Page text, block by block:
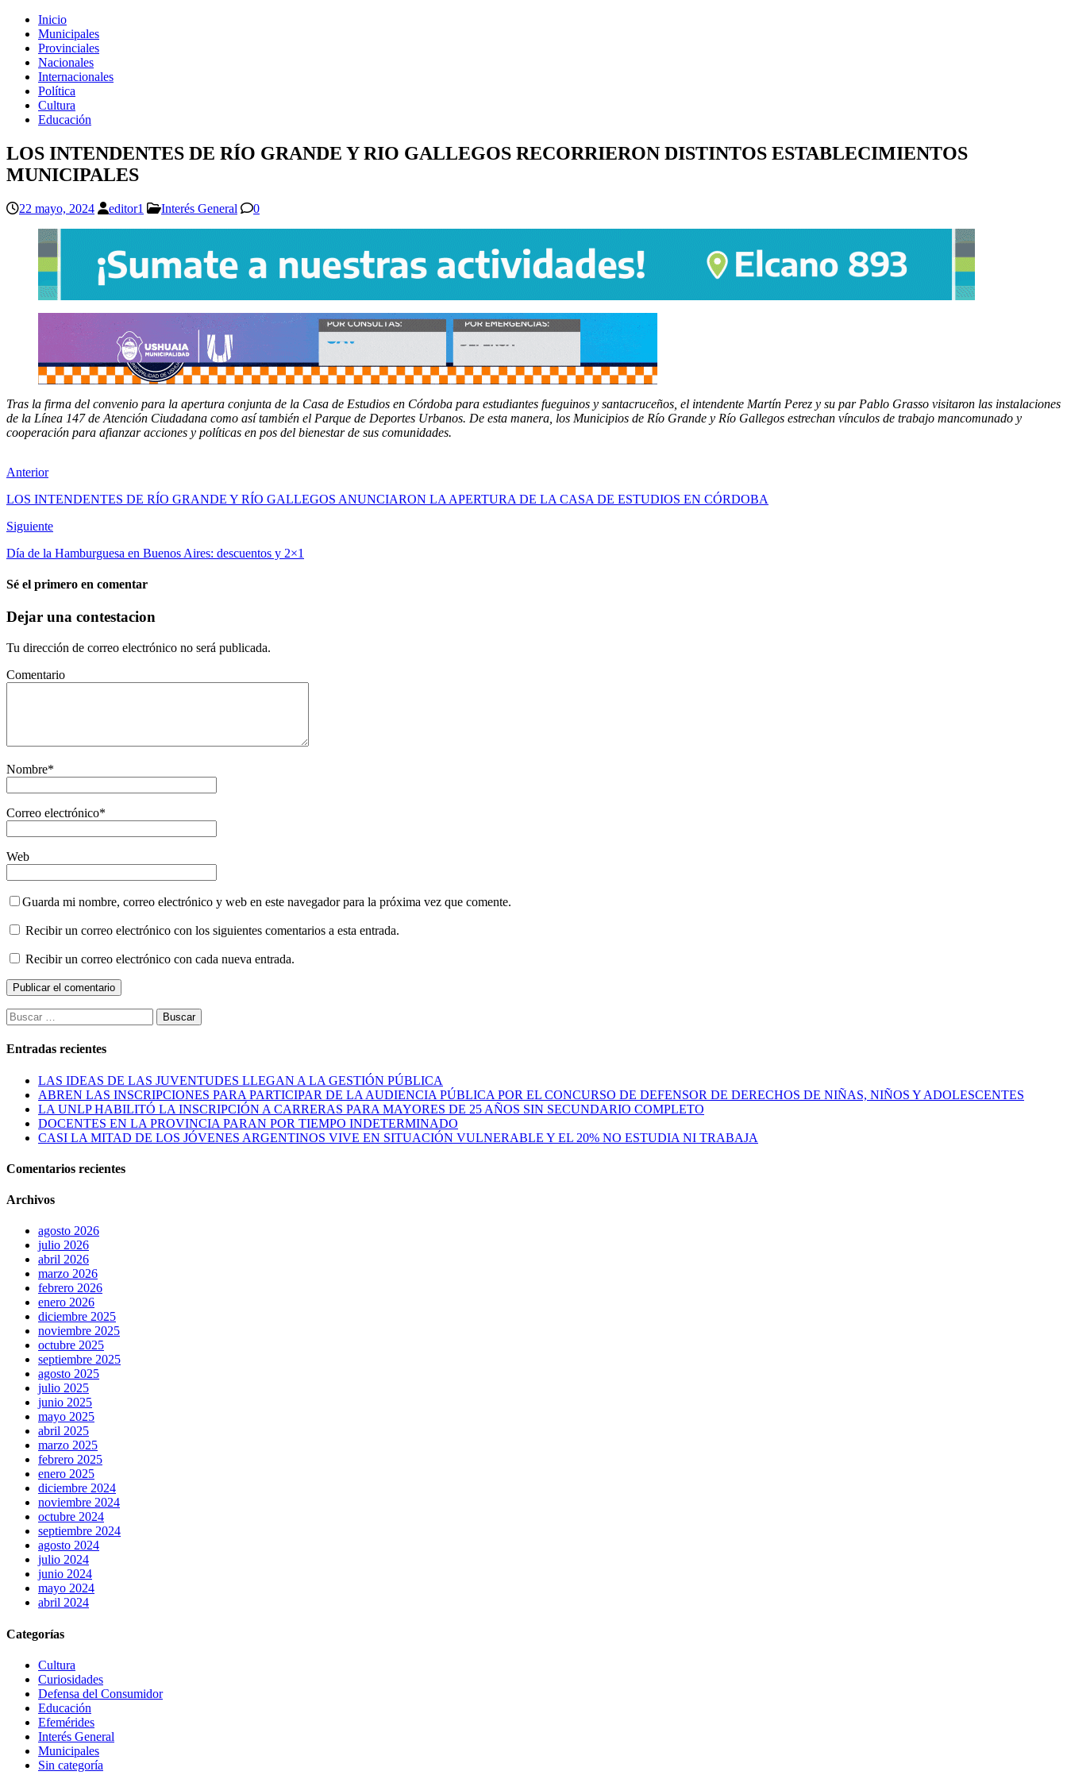
Inicio
Municipales
Provinciales
Nacionales
Internacionales
Política
Cultura
Educación
LOS INTENDENTES DE RÍO GRANDE Y RIO GALLEGOS RECORRIERON DISTINTOS ESTABLECIMIENTOS
MUNICIPALES
22 mayo, 2024 editor1 Interés General 0
Tras la firma del convenio para la apertura conjunta de la Casa de Estudios en Córdoba para estudiantes fueguinos y santacruceños, el intendente Martín Perez y su par Pablo Grasso visitaron las instalaciones
de la Línea 147 de Atención Ciudadana como así también el Parque de Deportes Urbanos. De esta manera, los Municipios de Río Grande y Río Gallegos estrechan vínculos de trabajo mancomunado y
cooperación para afianzar acciones y políticas en pos del bienestar de sus comunidades.
Anterior
LOS INTENDENTES DE RÍO GRANDE Y RÍO GALLEGOS ANUNCIARON LA APERTURA DE LA CASA DE ESTUDIOS EN CÓRDOBA
Siguiente
Día de la Hamburguesa en Buenos Aires: descuentos y 2×1
Sé el primero en comentar
Dejar una contestacion
Tu dirección de correo electrónico no será publicada.
Comentario
Nombre*
Correo electrónico*
Web
Guarda mi nombre, correo electrónico y web en este navegador para la próxima vez que comente.
Recibir un correo electrónico con los siguientes comentarios a esta entrada.
Recibir un correo electrónico con cada nueva entrada.
Buscar:
Entradas recientes
LAS IDEAS DE LAS JUVENTUDES LLEGAN A LA GESTIÓN PÚBLICA
ABREN LAS INSCRIPCIONES PARA PARTICIPAR DE LA AUDIENCIA PÚBLICA POR EL CONCURSO DE DEFENSOR DE DERECHOS DE NIÑAS, NIÑOS Y ADOLESCENTES
LA UNLP HABILITÓ LA INSCRIPCIÓN A CARRERAS PARA MAYORES DE 25 AÑOS SIN SECUNDARIO COMPLETO
DOCENTES EN LA PROVINCIA PARAN POR TIEMPO INDETERMINADO
CASI LA MITAD DE LOS JÓVENES ARGENTINOS VIVE EN SITUACIÓN VULNERABLE Y EL 20% NO ESTUDIA NI TRABAJA
Comentarios recientes
Archivos
agosto 2026
julio 2026
abril 2026
marzo 2026
febrero 2026
enero 2026
diciembre 2025
noviembre 2025
octubre 2025
septiembre 2025
agosto 2025
julio 2025
junio 2025
mayo 2025
abril 2025
marzo 2025
febrero 2025
enero 2025
diciembre 2024
noviembre 2024
octubre 2024
septiembre 2024
agosto 2024
julio 2024
junio 2024
mayo 2024
abril 2024
Categorías
Cultura
Curiosidades
Defensa del Consumidor
Educación
Efemérides
Interés General
Municipales
Sin categoría